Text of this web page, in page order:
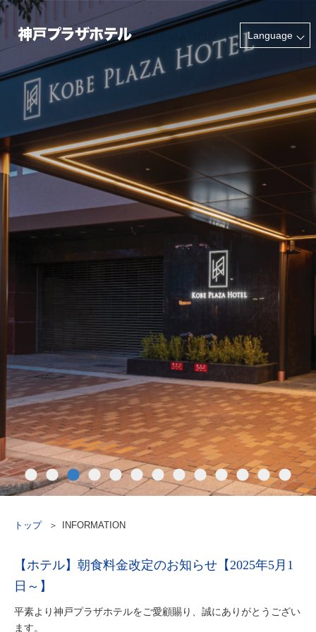
トップ INFORMATION
INFORMATION
【ホテル】朝食料金改定のお知らせ【2025年5月1
日～】
平素より神戸プラザホテルをご愛顧賜り、誠にありがとうござい
ます。